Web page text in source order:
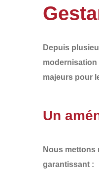
Depuis
majeurs pour
Un
Nous mettons
garantissant :